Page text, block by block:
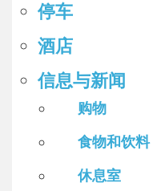
停车
酒店
信息与新闻
购物
食物和饮料
休息室